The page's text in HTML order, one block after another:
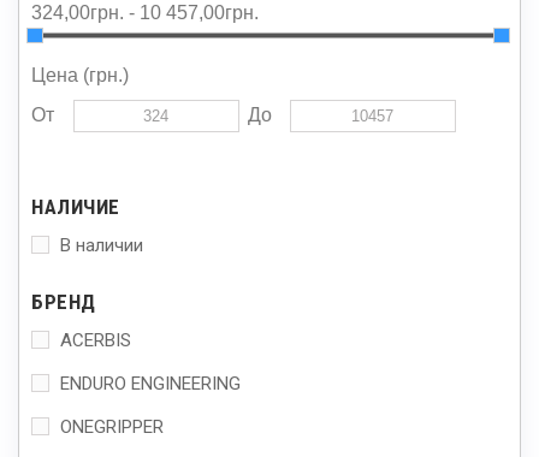
324,00грн. - 10 457,00грн.
Цена (грн.)
От
До
НАЛИЧИЕ
В наличии
БРЕНД
ACERBIS
ENDURO ENGINEERING
ONEGRIPPER